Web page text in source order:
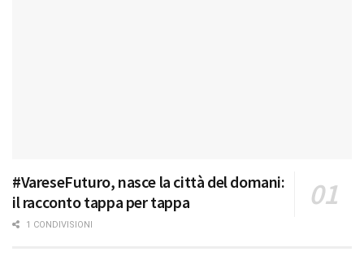
#VareseFuturo, nasce la città del domani:
il racconto tappa per tappa
1 CONDIVISIONI